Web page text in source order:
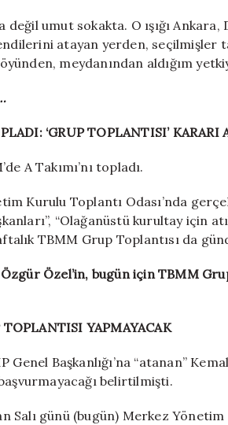
umut sokakta. O ışığı
atayan yerden, seçilmişler
meydanından aldığım
‘GRUP TOPLANTISI’ KARARI
A Takımı’nı topladı.
Kurulu Toplantı Odası’nda
“Olağanüstü kurultay için
TBMM Grup Toplantısı da
Özel’in, bugün için TBMM
YAPMAYACAK
Genel Başkanlığı’na “atanan”
belirtilmişti.
Salı günü (bugün) Merkez